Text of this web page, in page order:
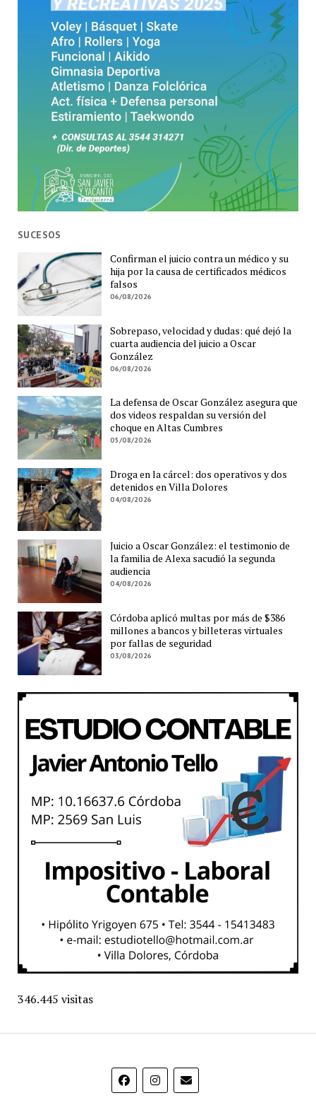
SUCESOS
Confirman el juicio contra un médico y su
hija por la causa de certificados médicos
falsos
06/08/2026
Sobrepaso, velocidad y dudas: qué dejó la
cuarta audiencia del juicio a Oscar
González
06/08/2026
La defensa de Oscar González asegura que
dos videos respaldan su versión del
choque en Altas Cumbres
05/08/2026
Droga en la cárcel: dos operativos y dos
detenidos en Villa Dolores
04/08/2026
Juicio a Oscar González: el testimonio de
la familia de Alexa sacudió la segunda
audiencia
04/08/2026
Córdoba aplicó multas por más de $386
millones a bancos y billeteras virtuales
por fallas de seguridad
03/08/2026
346.445 visitas